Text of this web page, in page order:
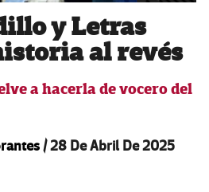
y Letras
al revés
a hacerla de vocero del
/28 De Abril De 2025